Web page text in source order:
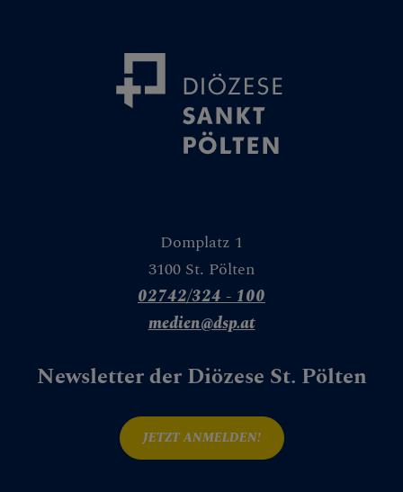
Domplatz 1
3100 St. Pölten
02742/324 - 100
medien@dsp.at
Newsletter der Diözese St. Pölten
JETZT ANMELDEN!